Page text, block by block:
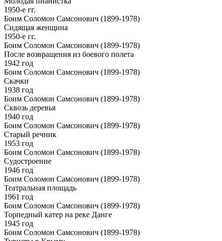
1950-е гг.
Боим Соломон Самсонович (1899-1978)
Сидящая женщина
1950-е гг.
Боим Соломон Самсонович (1899-1978)
После возвращения из боевого полета
1942 год
Боим Соломон Самсонович (1899-1978)
Скачки
1938 год
Боим Соломон Самсонович (1899-1978)
Сквозь деревья
1940 год
Боим Соломон Самсонович (1899-1978)
Старый речник
1953 год
Боим Соломон Самсонович (1899-1978)
Судостроение
1946 год
Боим Соломон Самсонович (1899-1978)
Театральная площадь
1961 год
Боим Соломон Самсонович (1899-1978)
Торпедный катер на реке Данге
1945 год
Боим Соломон Самсонович (1899-1978)